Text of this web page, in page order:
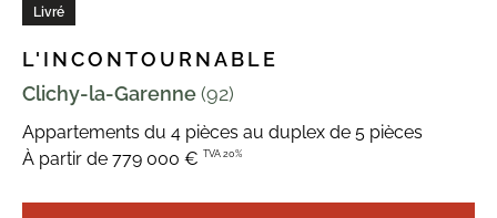
Livré
L'INCONTOURNABLE
Clichy-la-Garenne
(92)
Appartements du 4 pièces au duplex de 5 pièces
À partir de 779 000 € TVA 20%